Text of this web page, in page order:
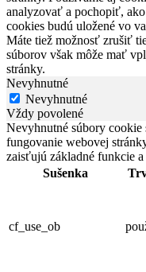
analyzovať a pochopiť,
cookies budú uložené vo
Máte tiež možnosť zrušiť
súborov však môže mať
stránky.
Nevyhnutné
Nevyhnutné
Vždy povolené
Nevyhnutné súbory cookie
fungovanie webovej
zaisťujú základné funkcie
Sušenka
cf_use_ob